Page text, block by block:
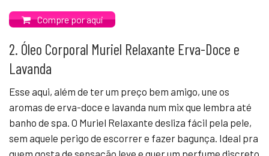
Compre por aqui
2. Óleo Corporal Muriel Relaxante Erva-Doce e
Lavanda
Esse aqui, além de ter um preço bem amigo, une os
aromas de erva-doce e lavanda num mix que lembra até
banho de spa. O Muriel Relaxante desliza fácil pela pele,
sem aquele perigo de escorrer e fazer bagunça. Ideal pra
quem gosta de sensação leve e quer um perfume discreto